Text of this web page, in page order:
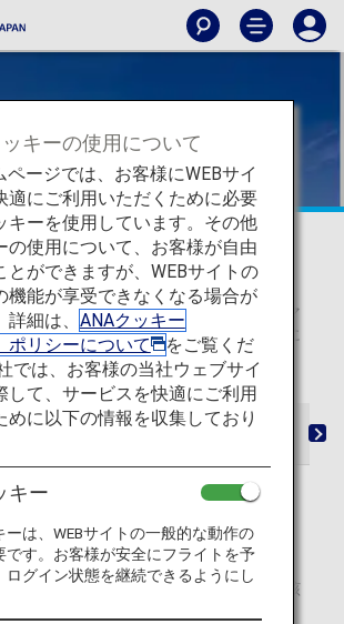
でマイルを貯める
ラブ会員の方は、すべてのANA国際線でマ
り多くのフライトやアップグレードなどに
マイレージチャート
法
イルは、ご搭乗区間の基本マイレージと該
積算率を乗じて算出されます。
キーの使用について
ページでは、お客様にWEBサイ
適にご利用いただくために必要
キーを使用しています。その他
の使用について、お客様が自由
とができますが、WEBサイトの
機能が享受できなくなる場合が
細は、 ANAクッキー
ポリシーについて
をご覧くだ
では、お客様の当社ウェブサイ
して、サービスを快適にご利用
めに以下の情報を収集しており
キー
ーは、WEBサイトの一般的な動作の
です。お客様が安全にフライトを予
ログイン状態を継続できるようにし